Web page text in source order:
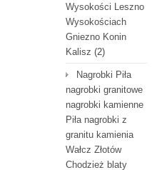
Wysokości Leszno
Wysokościach
Gniezno Konin
Kalisz (2)
Nagrobki Piła
nagrobki granitowe
nagrobki kamienne
Piła nagrobki z
granitu kamienia
Wałcz Złotów
Chodzież blaty